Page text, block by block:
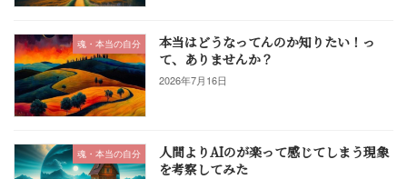
魂・本当の自分
本当はどうなってんのか知りたい！っ
て、ありませんか？
2026年7月16日
魂・本当の自分
人間よりAIのが楽って感じてしまう現象
を考察してみた